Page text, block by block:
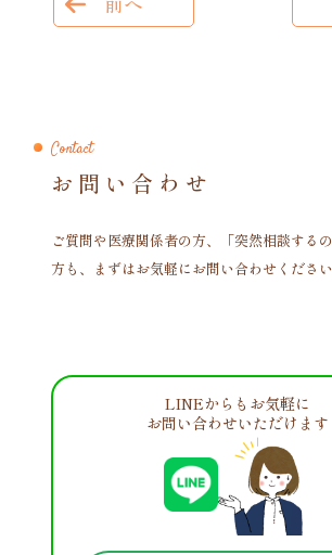
Contact
お問い合わせ
ご質問や医療関係者の方、「突然相談する
方も、まずはお気軽にお問い合わせください
LINEからもお気軽に
お問い合わせいただけます